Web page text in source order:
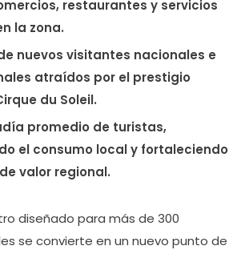
restaurantes y servicios
la zona.
nuevos visitantes nacionales e
atraídos por el prestigio
du Soleil.
promedio de turistas,
el consumo local y fortaleciendo
valor regional.
diseñado para más de 300
se convierte en un nuevo punto de